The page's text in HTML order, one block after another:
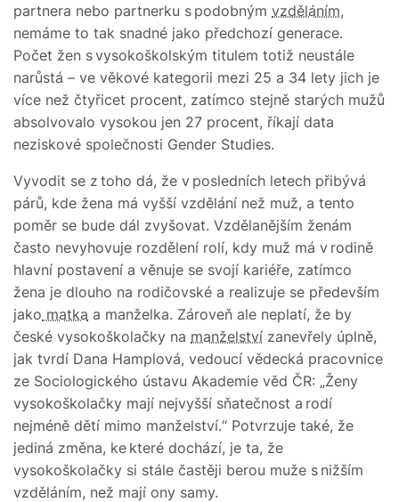
partnera nebo partnerku s podobným vzděláním,
nemáme to tak snadné jako předchozí generace.
Počet žen s vysokoškolským titulem totiž neustále
narůstá – ve věkové kategorii mezi 25 a 34 lety jich je
více než čtyřicet procent, zatímco stejně starých mužů
absolvovalo vysokou jen 27 procent, říkají data
neziskové společnosti Gender Studies.
Vyvodit se z toho dá, že v posledních letech přibývá
párů, kde žena má vyšší vzdělání než muž, a tento
poměr se bude dál zvyšovat. Vzdělanějším ženám
často nevyhovuje rozdělení rolí, kdy muž má v rodině
hlavní postavení a věnuje se svojí kariéře, zatímco
žena je dlouho na rodičovské a realizuje se především
jako matka a manželka. Zároveň ale neplatí, že by
české vysokoškolačky na manželství zanevřely úplně,
jak tvrdí Dana Hamplová, vedoucí vědecká pracovnice
ze Sociologického ústavu Akademie věd ČR: „Ženy
vysokoškolačky mají nejvyšší sňatečnost a rodí
nejméně dětí mimo manželství.“ Potvrzuje také, že
jediná změna, ke které dochází, je ta, že
vysokoškolačky si stále častěji berou muže s nižším
vzděláním, než mají ony samy.